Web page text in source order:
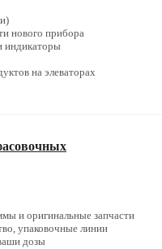
нового прибора
индикаторы
на элеваторах
и оригинальные запчасти
упаковочные линии
дозы